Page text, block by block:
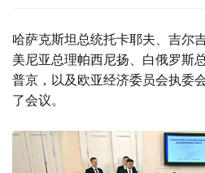
哈萨克斯坦总统托卡耶夫、吉尔
美尼亚总理帕西尼扬、白俄罗斯
普京，以及欧亚经济委员会执委
了会议。